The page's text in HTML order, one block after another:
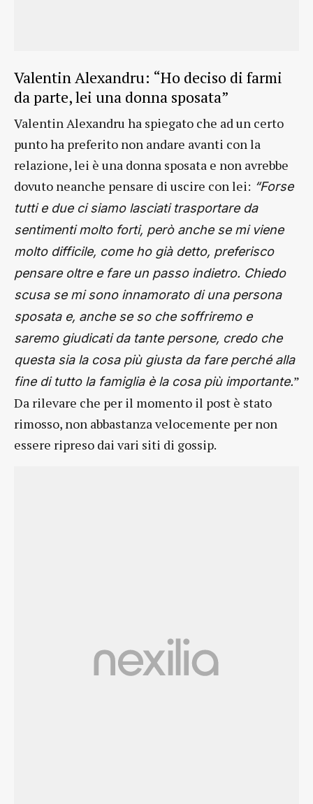
Valentin Alexandru: “Ho deciso di farmi
da parte, lei una donna sposata”
Valentin Alexandru ha spiegato che ad un certo
punto ha preferito non andare avanti con la
relazione, lei è una donna sposata e non avrebbe
dovuto neanche pensare di uscire con lei: “Forse
tutti e due ci siamo lasciati trasportare da
sentimenti molto forti, però anche se mi viene
molto difficile, come ho già detto, preferisco
pensare oltre e fare un passo indietro. Chiedo
scusa se mi sono innamorato di una persona
sposata e, anche se so che soffriremo e
saremo giudicati da tante persone, credo che
questa sia la cosa più giusta da fare perché alla
fine di tutto la famiglia è la cosa più importante.”
Da rilevare che per il momento il post è stato
rimosso, non abbastanza velocemente per non
essere ripreso dai vari siti di gossip.